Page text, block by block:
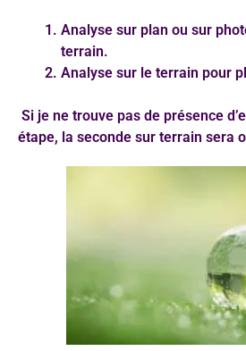
Analyse sur plan ou sur
terrain.
Analyse sur le terrain pour
Si je ne trouve pas de présence
étape, la seconde sur terrain sera